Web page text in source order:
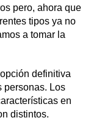
pero, ahora que
tipos ya no
a tomar la
definitiva
personas. Los
en
distintos.